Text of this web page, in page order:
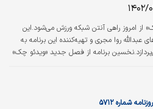
از امروز راهی آنتن شبکه ورزش می‌شود.این
عبدالله روا مجری و تهیه‌‌‌‌‌‌‌کننده این برنامه به
برنامه از فصل جدید «ویدئو چک»
روزنامه شماره ۵۷۱۲